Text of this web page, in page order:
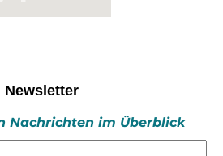
Newsletter
Nachrichten im Überblick